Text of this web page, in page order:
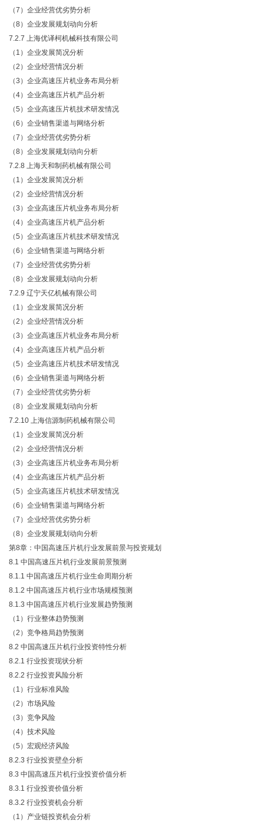
（7）企业经营优劣势分析
（8）企业发展规划动向分析
7.2.7 上海优译柯机械科技有限公司
（ 1）企业发展简况分析
（2）企业经营情况分析
（3）企业高速压片机业务布局分析
（4）企业高速压片机产品分析
（5）企业高速压片机技术研发情况
（6）企业销售渠道与网络分析
（7）企业经营优劣势分析
（8）企业发展规划动向分析
7.2.8 上海天和制药机械有限公司
（ 1）企业发展简况分析
（2）企业经营情况分析
（3）企业高速压片机业务布局分析
（4）企业高速压片机产品分析
（5）企业高速压片机技术研发情况
（6）企业销售渠道与网络分析
（7）企业经营优劣势分析
（8）企业发展规划动向分析
7.2.9 辽宁天亿机械有限公司
（ 1）企业发展简况分析
（2）企业经营情况分析
（3）企业高速压片机业务布局分析
（4）企业高速压片机产品分析
（5）企业高速压片机技术研发情况
（6）企业销售渠道与网络分析
（7）企业经营优劣势分析
（8）企业发展规划动向分析
7.2.10 上海信源制药机械有限公司
（ 1）企业发展简况分析
（2）企业经营情况分析
（3）企业高速压片机业务布局分析
（4）企业高速压片机产品分析
（5）企业高速压片机技术研发情况
（6）企业销售渠道与网络分析
（7）企业经营优劣势分析
（8）企业发展规划动向分析
第8章：中国高速压片机行业发展前景与投资规划
8.1 中国高速压片机行业发展前景预测
8.1.1 中国高速压片机行业生命周期分析
8.1.2 中国高速压片机行业市场规模预测
8.1.3 中国高速压片机行业发展趋势预测
（ 1）行业整体趋势预测
（2）竞争格局趋势预测
8.2 中国高速压片机行业投资特性分析
8.2.1 行业投资现状分析
8.2.2 行业投资风险分析
（ 1）行业标准风险
（2）市场风险
（3）竞争风险
（4）技术风险
（5）宏观经济风险
8.2.3 行业投资壁垒分析
8.3 中国高速压片机行业投资价值分析
8.3.1 行业投资价值分析
8.3.2 行业投资机会分析
（ 1）产业链投资机会分析